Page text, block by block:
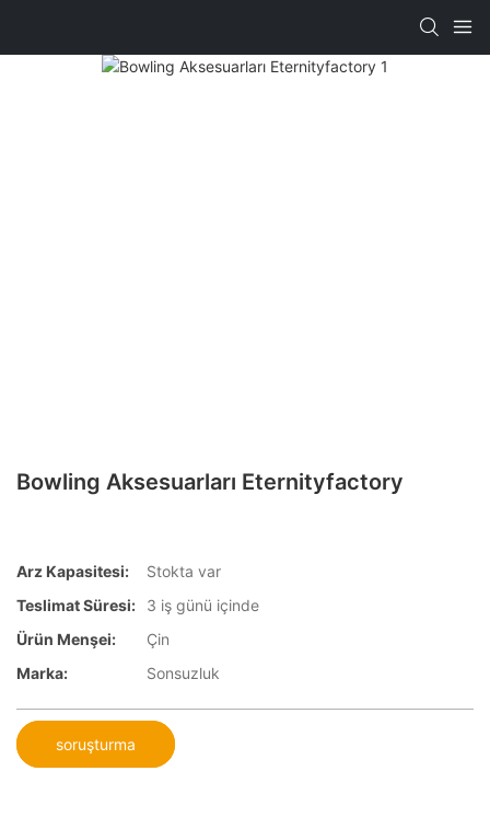
Bowling Aksesuarları Eternityfactory
Arz Kapasitesi:
Stokta var
Teslimat Süresi:
3 iş günü içinde
Ürün Menşei:
Çin
Marka:
Sonsuzluk
soruşturma